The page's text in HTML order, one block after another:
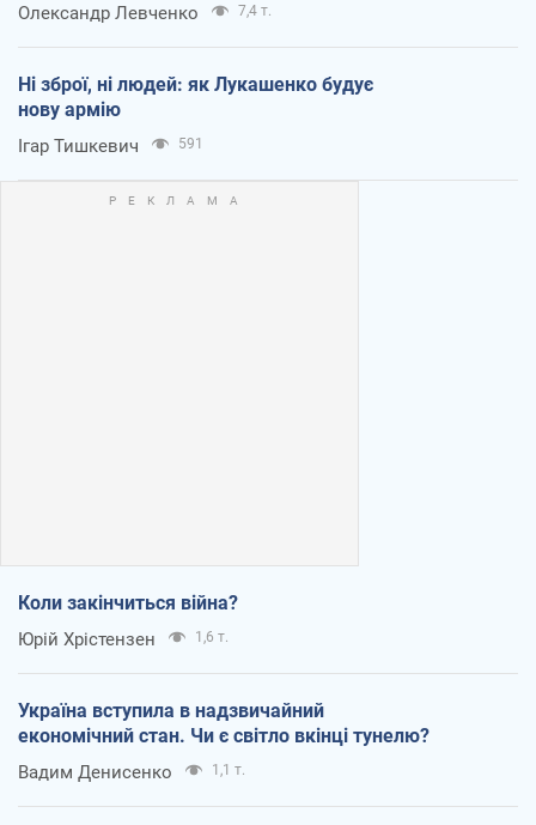
Олександр Левченко 7,4 т.
Ні зброї, ні людей: як Лукашенко будує
нову армію
Ігар Тишкевич 591
Коли закінчиться війна?
Юрій Хрістензен 1,6 т.
Україна вступила в надзвичайний
економічний стан. Чи є світло вкінці тунелю?
Вадим Денисенко 1,1 т.